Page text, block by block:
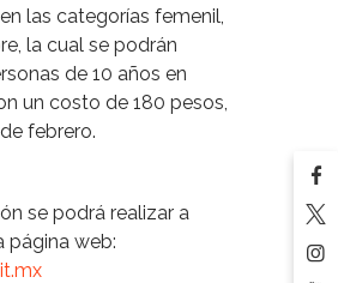
las categorías femenil,
la cual se podrán
de 10 años en
un costo de 180 pesos,
febrero.
se podrá realizar a
página web: